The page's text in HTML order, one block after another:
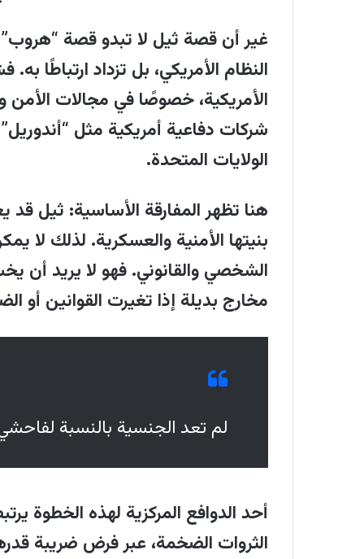
واحد.
اختيار الأرجنتين ليس مصادفة،
"الخروج بدل الصوت"، حيث يفضل
المالية بالدولة الوطنية، حيث
يجعلهم أقل خضوعًا لمصير الدولة
المشكلة أن هؤلاء لا يغادرون
بينما يسعى صاحبه إلى تخفيف تعرضه
الأثرياء يجعل الإقامة والجنسية
مرتبطة بعملة واحدة وسوق عمل
السؤال المهم هو ما إذا كان لثيل
الدولتية في نظام عالمي جديد،
"الحرية والديمقراطية". هذا يرتبط
والتحكم بالمواطنين وحروب
غير أن قصة ثيل لا تبدو قصة “هروب”
النظام الأمريكي، بل تزداد ارتباطًا
الأمريكية، خصوصًا في مجالات الأمن
شركات دفاعية أمريكية مثل
الولايات المتحدة.
هنا تظهر المفارقة الأساسية: ثيل قد
بنيتها الأمنية والعسكرية. لذلك لا
الشخصي والقانوني. فهو لا يريد أن
مخارج بديلة إذا تغيرت القوانين أو
لم تعد الجنسية بالنسبة
أحد الدوافع المركزية لهذه الخطوة